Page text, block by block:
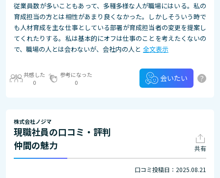
従業員数が多いこともあって、多種多様な人が職場にはいる。私の
育成担当の方とは相性があまり良くなかった。しかしそういう時で
も人材育成を主な仕事としている部署が育成担当者の変更を提案し
てくれたりする。私は基本的にオフは仕事のことを考えたくないの
で、職場の人とは会わないが、会社内の人と 全文表示
共感した
0
参考になった
0
会いたい ?
株式会社ノジマ
現職社員の口コミ・評判
仲間の魅力
共有
口コミ投稿日：2025.08.21